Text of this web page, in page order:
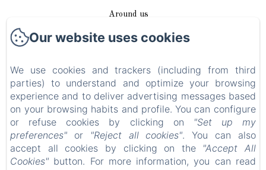
Around us
Access / Contact
Plan du site
Blog
Legal notice
EN FR DE
Our website uses cookies
We use cookies and trackers (including from third
parties) to understand and optimize your browsing
experience and to deliver advertising messages based
on your browsing habits and profile. You can configure
or refuse cookies by clicking on
"Set up my
preferences" or "Reject all cookies". You can also
accept all cookies by clicking on the "Accept All
Cookies" button. For more information, you can read